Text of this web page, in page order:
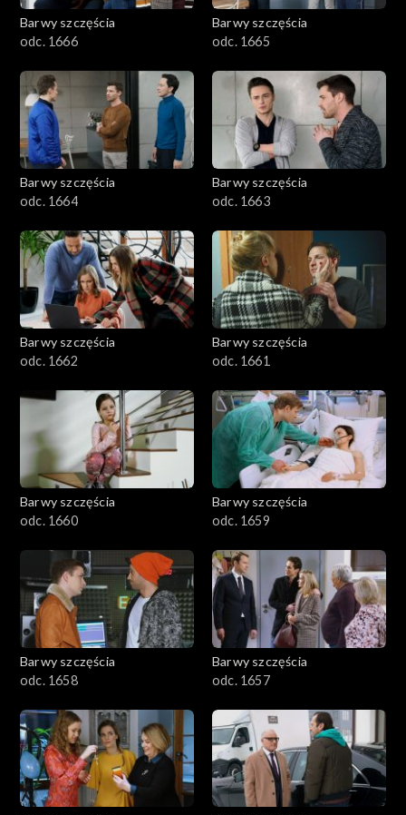
Barwy szczęścia
odc. 1666
Barwy szczęścia
odc. 1665
Barwy szczęścia
odc. 1664
Barwy szczęścia
odc. 1663
Barwy szczęścia
odc. 1662
Barwy szczęścia
odc. 1661
Barwy szczęścia
odc. 1660
Barwy szczęścia
odc. 1659
Barwy szczęścia
odc. 1658
Barwy szczęścia
odc. 1657